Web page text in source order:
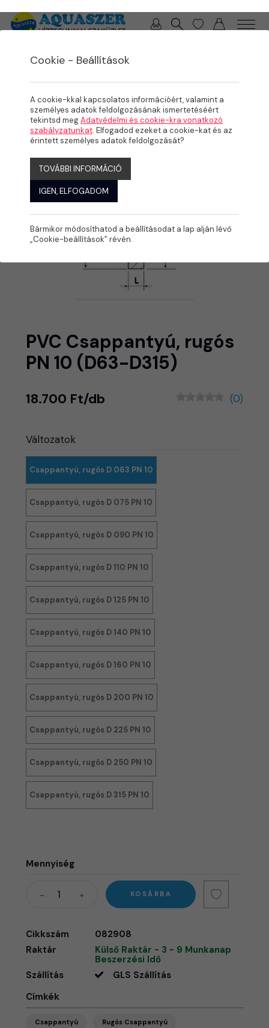
PVC Csappantyú, rugós
PN 10 (D63-D315)
18.700 Ft/db (0)
Változatok
Csappantyú, rugós D 063 PN 10
Csappantyú, rugós D 075 PN 10
Csappantyú, rugós D 090 PN 10
Csappantyú, rugós D 110 PN 10
Csappantyú, rugós D 125 PN 10
Csappantyú, rugós D 140 PN 10
Csappantyú, rugós D 160 PN 10
Csappantyú, rugós D 200 PN 10
Csappantyú, rugós D 225 PN 10
Csappantyú, rugós D 250 PN 10
Csappantyú, rugós D 315 PN 10
Mennyiség
KOSÁRBA
Cikkszám
082908
Raktár
Külső Raktár - 3 - 9 Munkanap
Beszerzési Idő
Szállítás
GLS Szállítás
Címkék
Csappantyú Rugós Csappantyú
Cookie - Beállítások
A cookie-kkal kapcsolatos információért, valamint a
személyes adatok feldolgozásának ismertetéséért
tekintsd megAdatvédelmi és cookie-kra vonatkozó
szabályzatunkat. Elfogadod ezeket a cookie-kat és az
érintett személyes adatok feldolgozását?
TOVÁBBI INFORMÁCIÓ
IGEN, ELFOGADOM
Bármikor módosíthatod a beállításodat a lap alján lévő
„Cookie-beállítások” révén.